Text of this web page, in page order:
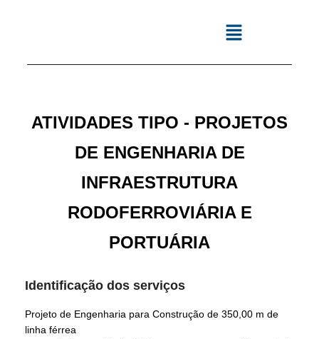
ATIVIDADES TIPO - PROJETOS
DE ENGENHARIA DE
INFRAESTRUTURA
RODOFERROVIÁRIA E
PORTUÁRIA
Identificação dos serviços
Projeto de Engenharia para Construção de 350,00 m de
linha férrea